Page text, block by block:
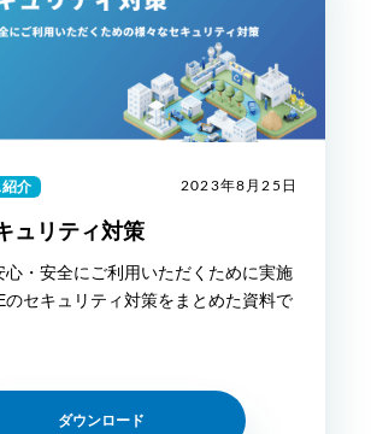
紹介 2023年8月25日
ュリティ対策
⼼・安全にご利⽤いただくために実施
のセキュリティ対策をまとめた資料で
ダウンロード